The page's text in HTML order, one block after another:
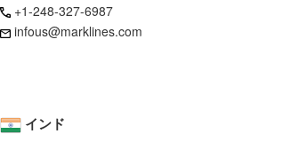
+1-248-327-6987
infous@marklines.com
インド